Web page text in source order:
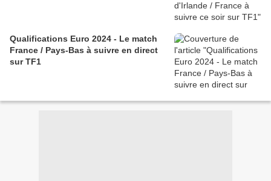
Qualifications Euro 2024 - Le match
France / Pays-Bas à suivre en direct
sur TF1